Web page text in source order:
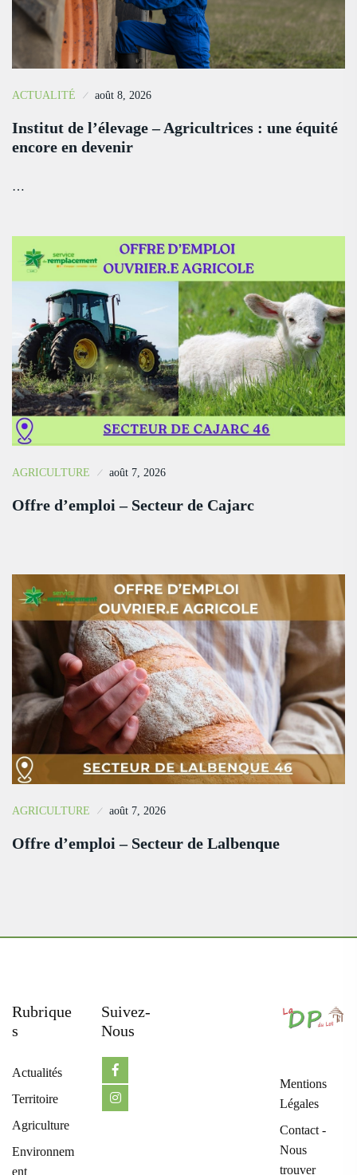
ACTUALITÉ août 8, 2026
Institut de l’élevage – Agricultrices : une équité
encore en devenir
…
AGRICULTURE août 7, 2026
Offre d’emploi – Secteur de Cajarc
AGRICULTURE août 7, 2026
Offre d’emploi – Secteur de Lalbenque
Rubrique
S
Actualités
Territoire
Agriculture
Environnem
ent
Suivez-
Nous
Mentions
Légales
Contact -
Nous
trouver